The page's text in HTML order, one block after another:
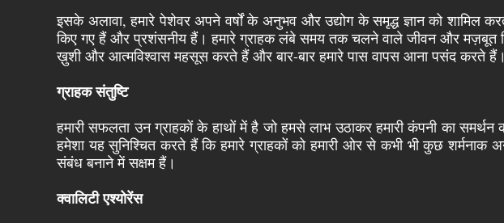
इसके अलावा, हमारे पेशेवर अपने वर्षों के अनुभव और उद्योग के समृद्ध ज्ञान को शामिल करते
किए गए हैं और प्रशंसनीय हैं। हमारे ग्राहक लंबे समय तक चलने वाले जीवन और मज़बूत
ख़ुशी और आत्मविश्वास महसूस करते हैं और बार-बार हमारे पास वापस आना पसंद करते हैं।
ग्राहक संतुष्टि
हमारी सफलता उन ग्राहकों के हाथों में है जो हमसे लाभ उठाकर हमारी कंपनी का
हमेशा यह सुनिश्चित करते हैं कि हमारे ग्राहकों को हमारी ओर से कभी भी कुछ शर्मनाक
संबंध बनाने में सक्षम हैं।
क्वालिटी एश्योरेंस